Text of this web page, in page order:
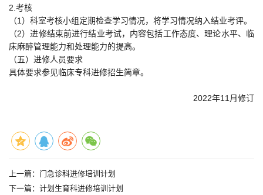
2.考核
（1）科室考核小组定期检查学习情况，将学习情况纳入结业考评。
（2）进修结束前进行结业考试，内容包括工作态度、理论水平、临
床麻醉管理能力和处理能力的提高。
（五）进修人员要求
具体要求参见临床专科进修招生简章。
2022年11月修订
上一篇： 门急诊科进修培训计划
下一篇： 计划生育科进修培训计划